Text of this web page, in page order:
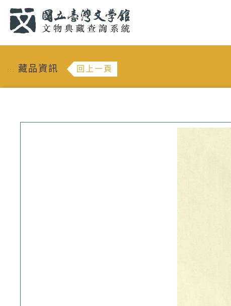
::: 藏品資訊 回上一頁